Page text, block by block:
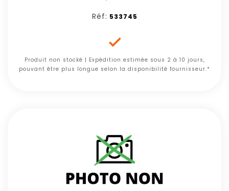
Réf: 533745

Produit non stocké | Expédition estimée sous 2 à 10 jours,
pouvant être plus longue selon la disponibilité fournisseur.*